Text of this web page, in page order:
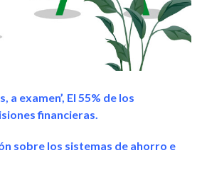
examen’, El 55% de los
financieras.
sobre los sistemas de ahorro e